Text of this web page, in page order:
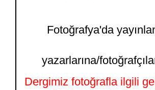
Fotoğrafya'da
yazarlarına/
Dergimiz fotoğrafla ilgili